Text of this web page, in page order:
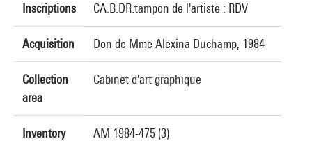
Inscriptions CA.B.DR.tampon de l'artiste : RDV
Acquisition Don de Mme Alexina Duchamp, 1984
Collection
area
Cabinet d'art graphique
Inventory
AM 1984-475 (3)